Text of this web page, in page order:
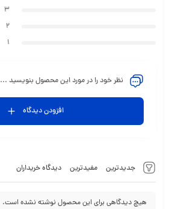
جدیدترین مفیدترین دیدگاه خریداران
هیچ دیدگاهی برای این محصول نوشته نشده است.
3
2
1
نظر خود را در مورد این محصول بنویسید ...
افزودن دیدگاه